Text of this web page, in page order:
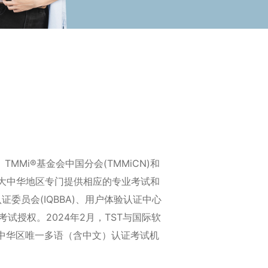
TMMi®基金会中国分会(TMMiCN)和
中华地区专门提供相应的专业考试和
委员会(IQBBA)、用户体验认证中心
授权。 2024年2月，TST与国际软
区唯一多语（含中文）认证考试机